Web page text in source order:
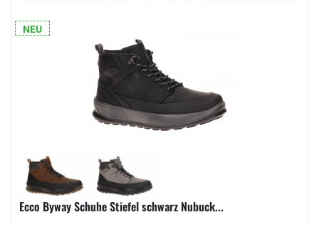
NEU
Ecco Byway Schuhe Stiefel schwarz Nubuck...